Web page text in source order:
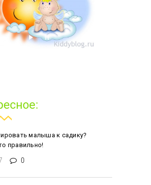
малыша к садику?
правильно!
0